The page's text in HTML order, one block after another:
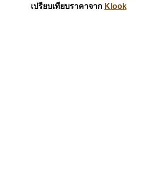
เปรียบเทียบราคาจาก Klook